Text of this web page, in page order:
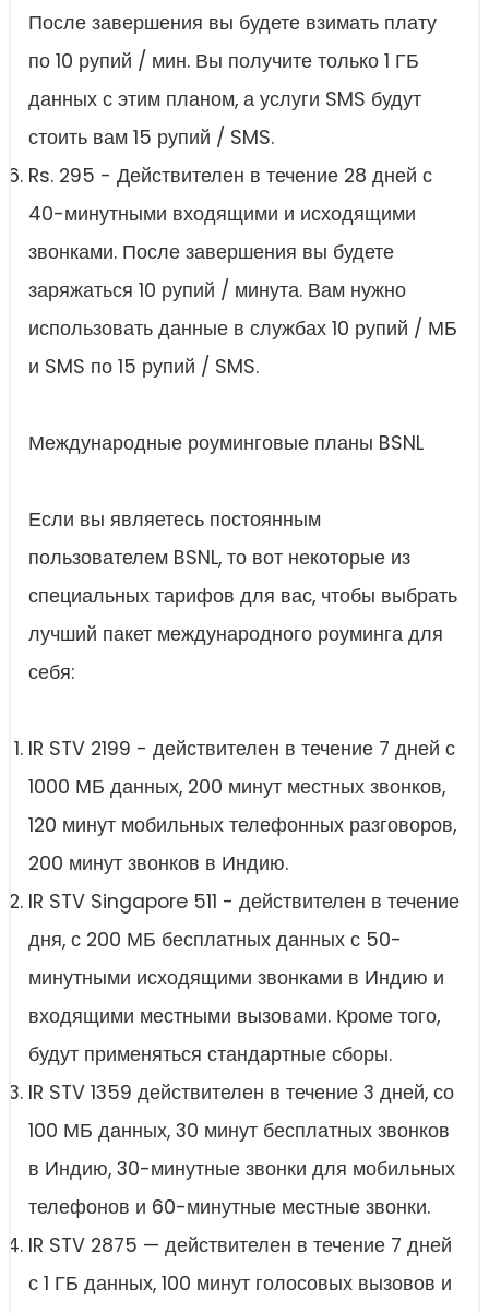
После завершения вы будете взимать плату
по 10 рупий / мин. Вы получите только 1 ГБ
данных с этим планом, а услуги SMS будут
стоить вам 15 рупий / SMS.
Rs. 295 - Действителен в течение 28 дней с
40-минутными входящими и исходящими
звонками. После завершения вы будете
заряжаться 10 рупий / минута. Вам нужно
использовать данные в службах 10 рупий / МБ
и SMS по 15 рупий / SMS.
Международные роуминговые планы BSNL
Если вы являетесь постоянным
пользователем BSNL, то вот некоторые из
специальных тарифов для вас, чтобы выбрать
лучший пакет международного роуминга для
себя:
IR STV 2199 - действителен в течение 7 дней с
1000 МБ данных, 200 минут местных звонков,
120 минут мобильных телефонных разговоров,
200 минут звонков в Индию.
IR STV Singapore 511 - действителен в течение
дня, с 200 МБ бесплатных данных с 50-
минутными исходящими звонками в Индию и
входящими местными вызовами. Кроме того,
будут применяться стандартные сборы.
IR STV 1359 действителен в течение 3 дней, со
100 МБ данных, 30 минут бесплатных звонков
в Индию, 30-минутные звонки для мобильных
телефонов и 60-минутные местные звонки.
IR STV 2875 — действителен в течение 7 дней
с 1 ГБ данных, 100 минут голосовых вызовов и